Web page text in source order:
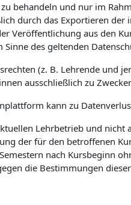
behandeln und nur im
durch das Exportieren
Veröffentlichung aus den
Sinne des geltenden
(z. B. Lehrende und
ausschließlich zu
kann zu
Lehrbetrieb und
der für den betroffenen
nach Kursbeginn
die Bestimmungen